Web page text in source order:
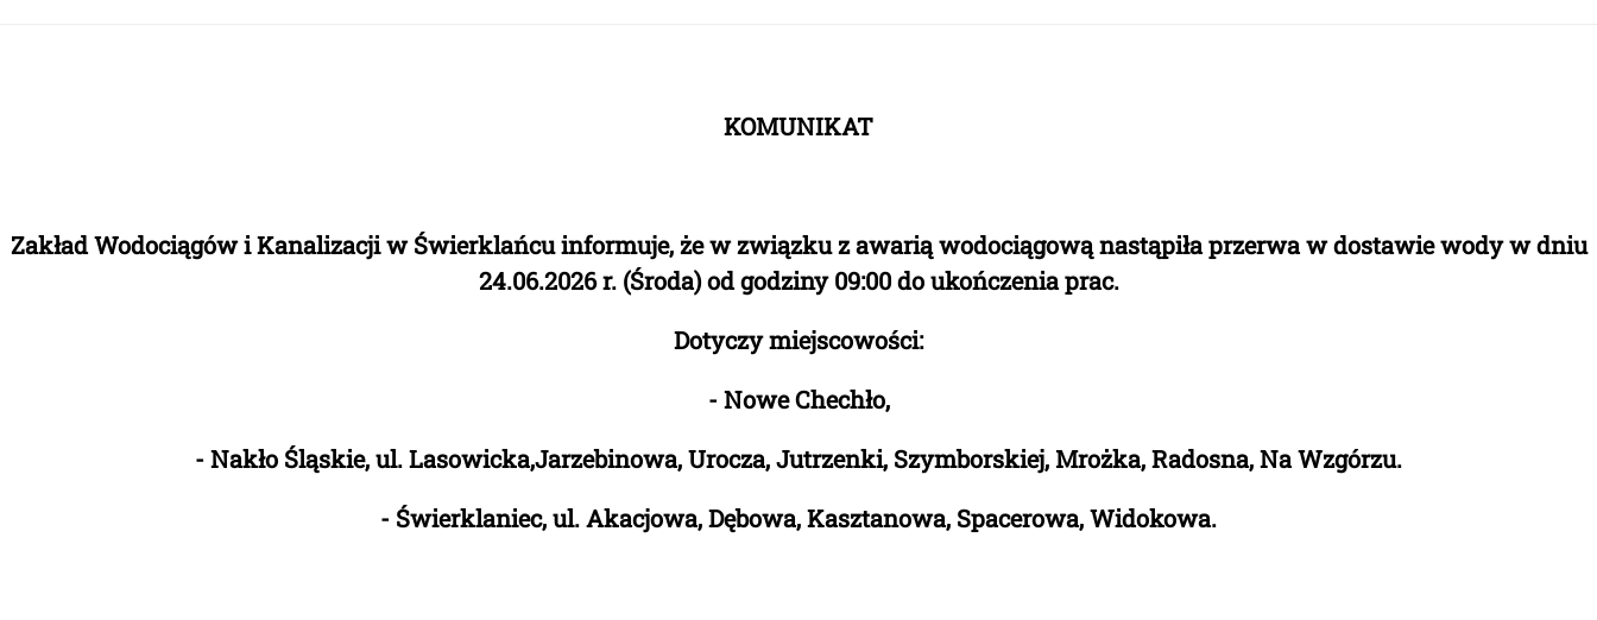
KOMUNIKAT
Zakład Wodociągów i Kanalizacji w Świerklańcu informuje, że w związku z awarią wodociągową nastąpiła przerwa w dostawie wody w dniu
24.06.2026 r. (Środa) od godziny 09:00doukończenia prac.
Dotyczy miejscowości:
- Nowe Chechło,
- Nakło Śląskie, ul. Lasowicka,Jarzebinowa, Urocza, Jutrzenki, Szymborskiej, Mrożka, Radosna, Na Wzgórzu.
- Świerklaniec, ul. Akacjowa, Dębowa, Kasztanowa, Spacerowa, Widokowa.